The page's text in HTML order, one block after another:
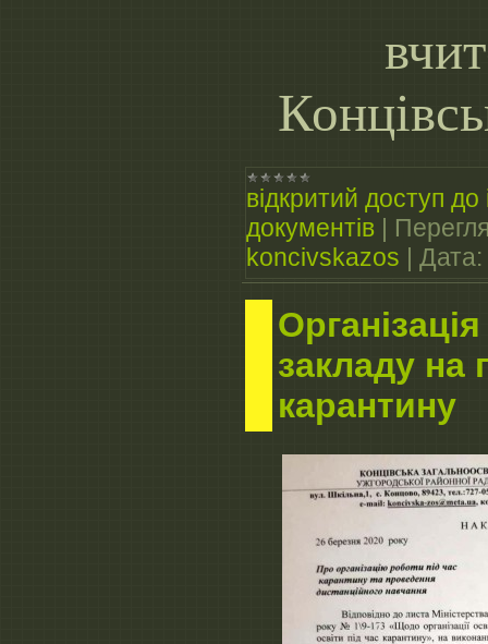
відкритий доступ до
документів |
koncivskazos | Дата:
закладу на
карантину